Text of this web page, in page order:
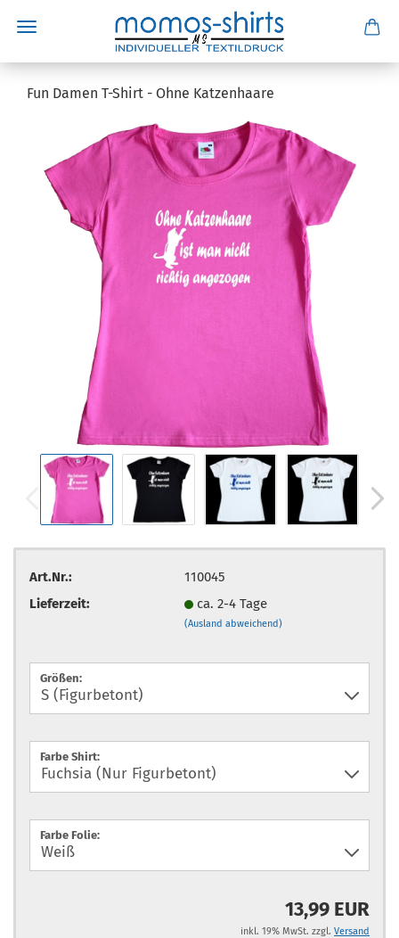
Fun Damen T-Shirt - Ohne Katzenhaare
Art.Nr.:
110045
Lieferzeit:
ca. 2-4 Tage
(Ausland abweichend)
Größen:
Farbe Shirt:
Farbe Folie:
13,99 EUR
inkl. 19% MwSt. zzgl. Versand